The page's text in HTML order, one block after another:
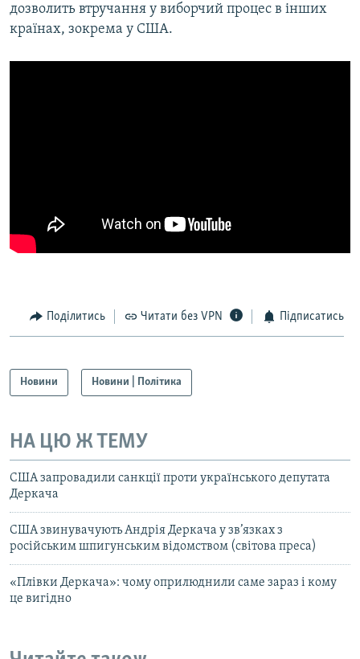
дозволить втручання у виборчий процес в інших
країнах, зокрема у США.
Поділитись Читати без VPN Підписатись
Новини Новини | Політика
НА ЦЮ Ж ТЕМУ
США запровадили санкції проти українського депутата
Деркача
CША звинувачують Андрія Деркача у зв’язках з
російським шпигунським відомством (світова преса)
«Плівки Деркача»: чому оприлюднили саме зараз і кому
це вигідно